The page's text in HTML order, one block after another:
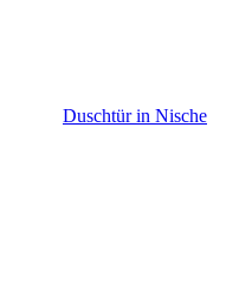
Duschtür in Nische